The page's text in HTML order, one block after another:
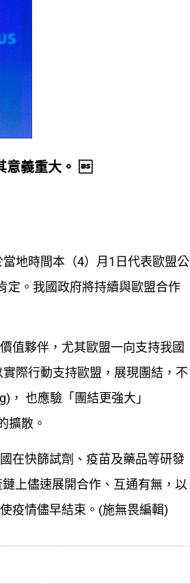
意義重大。 
地時間本（4）月1日代表歐盟公
定。我國政府將持續與歐盟合作
值夥伴，尤其歐盟一向支持我國
際行動支持歐盟，展現團結，不
也應驗「團結更強大」
擴散。
在快篩試劑、疫苗及藥品等研發
上儘速展開合作、互通有無，以
疫情儘早結束。(施無畏編輯)